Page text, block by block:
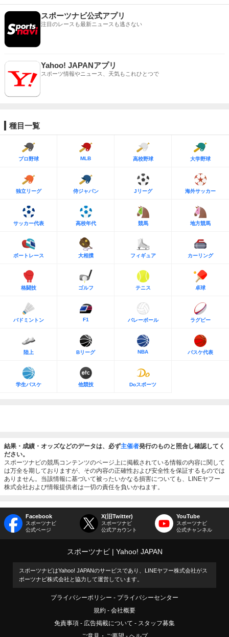
スポーツナビ公式アプリ
注目のレースも最新ニュースも逃さない
Yahoo! JAPANアプリ
スポーツ情報やニュース、天気もこれひとつで
種目一覧
プロ野球 MLB 高校野球 大学野球
独立リーグ 侍ジャパン Jリーグ 海外サッカー
サッカー代表 高校年代 競馬 地方競馬
ボートレース 大相撲 フィギュア カーリング
格闘技 ゴルフ テニス 卓球
バドミントン F1 バレーボール ラグビー
陸上 Bリーグ NBA バスケ代表
学生バスケ 他競技 Doスポーツ
結果・成績・オッズなどのデータは、必ず主催者発行のものと照合し確認してく
ださい。
スポーツナビの競馬コンテンツのページ上に掲載されている情報の内容に関して
は万全を期しておりますが、その内容の正確性および安全性を保証するものでは
ありません。当該情報に基づいて被ったいかなる損害についても、LINEヤフー
株式会社および情報提供者は一切の責任を負いかねます。
Facebook
スポーツナビ
公式ページ
X(旧Twitter)
スポーツナビ
公式アカウント
YouTube
スポーツナビ
公式チャンネル
スポーツナビ Yahoo! JAPAN
スポーツナビはYahoo! JAPANのサービスであり、LINEヤフー株式会社がス
ポーツナビ株式会社と協力して運営しています。
プライバシーポリシー
プライバシーセンター
規約
会社概要
免責事項
広告掲載について
スタッフ募集